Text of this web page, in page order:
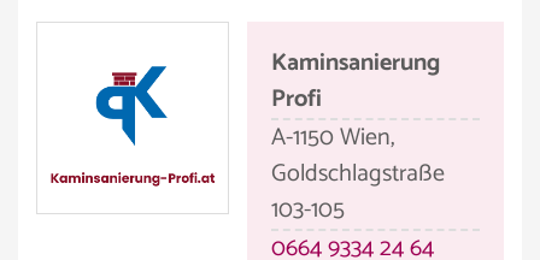
Kaminsanierung
Profi
A-1150 Wien,
Goldschlagstraße
103-105
0664 9334 24 64